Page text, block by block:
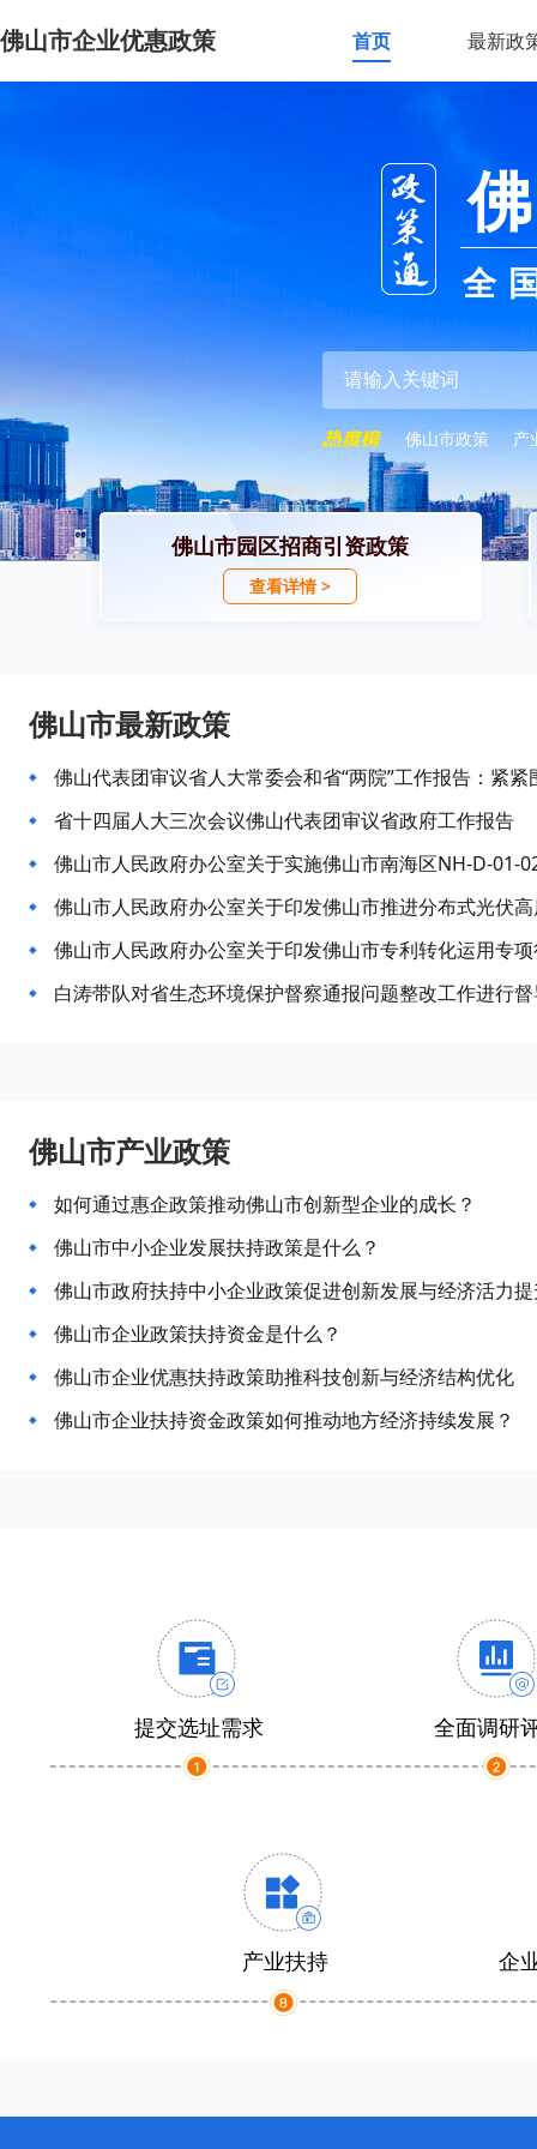
佛山市企业优惠政策 首页 最新政
全
佛山市政策 产
佛山市园区招商引资政策
查看详情 >
佛山市最新政策
省十四届人大三次会议佛山代表团审议省政府工作报告
佛山市人民政府办公室关于印发佛山市推进分布式光伏
佛山市人民政府办公室关于印发佛山市专利转化运用专
白涛带队对省生态环境保护督察通报问题整改工作进行
佛山市产业政策
如何通过惠企政策推动佛山市创新型企业的成长？
佛山市中小企业发展扶持政策是什么？
佛山市政府扶持中小企业政策促进创新发展与经济活力
佛山市企业政策扶持资金是什么？
佛山市企业优惠扶持政策助推科技创新与经济结构优化
佛山市企业扶持资金政策如何推动地方经济持续发展？
提交选址需求 全面调研
产业扶持 企